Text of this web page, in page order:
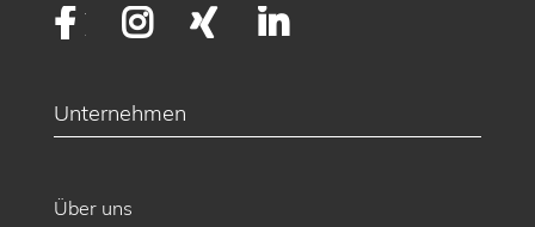
FacebookInstagram
XING
Unternehmen
Über uns